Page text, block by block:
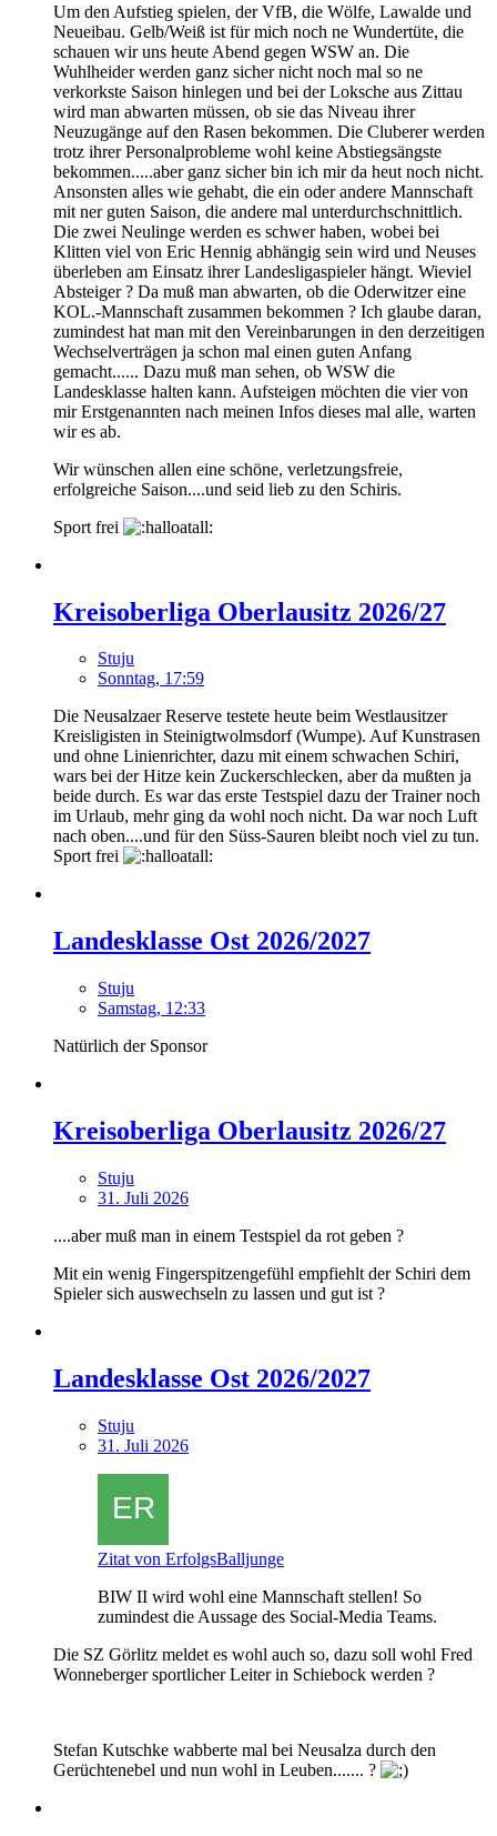
Um den Aufstieg spielen, der VfB, die Wölfe, Lawalde und
Neueibau. Gelb/Weiß ist für mich noch ne Wundertüte, die
schauen wir uns heute Abend gegen WSW an. Die
Wuhlheider werden ganz sicher nicht noch mal so ne
verkorkste Saison hinlegen und bei der Loksche aus Zittau
wird man abwarten müssen, ob sie das Niveau ihrer
Neuzugänge auf den Rasen bekommen. Die Cluberer werden
trotz ihrer Personalprobleme wohl keine Abstiegsängste
bekommen.....aber ganz sicher bin ich mir da heut noch nicht.
Ansonsten alles wie gehabt, die ein oder andere Mannschaft
mit ner guten Saison, die andere mal unterdurchschnittlich.
Die zwei Neulinge werden es schwer haben, wobei bei
Klitten viel von Eric Hennig abhängig sein wird und Neuses
überleben am Einsatz ihrer Landesligaspieler hängt. Wieviel
Absteiger ? Da muß man abwarten, ob die Oderwitzer eine
KOL.-Mannschaft zusammen bekommen ? Ich glaube daran,
zumindest hat man mit den Vereinbarungen in den derzeitigen
Wechselverträgen ja schon mal einen guten Anfang
gemacht...... Dazu muß man sehen, ob WSW die
Landesklasse halten kann. Aufsteigen möchten die vier von
mir Erstgenannten nach meinen Infos dieses mal alle, warten
wir es ab.
Wir wünschen allen eine schöne, verletzungsfreie,
erfolgreiche Saison....und seid lieb zu den Schiris.
Sport frei
Kreisoberliga Oberlausitz 2026/27
Stuju
Sonntag, 17:59
Die Neusalzaer Reserve testete heute beim Westlausitzer
Kreisligisten in Steinigtwolmsdorf (Wumpe). Auf Kunstrasen
und ohne Linienrichter, dazu mit einem schwachen Schiri,
wars bei der Hitze kein Zuckerschlecken, aber da mußten ja
beide durch. Es war das erste Testspiel dazu der Trainer noch
im Urlaub, mehr ging da wohl noch nicht. Da war noch Luft
nach oben....und für den Süss-Sauren bleibt noch viel zu tun.
Sport frei
Landesklasse Ost 2026/2027
Stuju
Samstag, 12:33
Natürlich der Sponsor
Kreisoberliga Oberlausitz 2026/27
Stuju
31. Juli 2026
....aber muß man in einem Testspiel da rot geben ?
Mit ein wenig Fingerspitzengefühl empfiehlt der Schiri dem
Spieler sich auswechseln zu lassen und gut ist ?
Landesklasse Ost 2026/2027
Stuju
31. Juli 2026
Zitat von ErfolgsBalljunge
BIW II wird wohl eine Mannschaft stellen! So
zumindest die Aussage des Social-Media Teams.
Die SZ Görlitz meldet es wohl auch so, dazu soll wohl Fred
Wonneberger sportlicher Leiter in Schiebock werden ?
Stefan Kutschke wabberte mal bei Neusalza durch den
Gerüchtenebel und nun wohl in Leuben....... ?